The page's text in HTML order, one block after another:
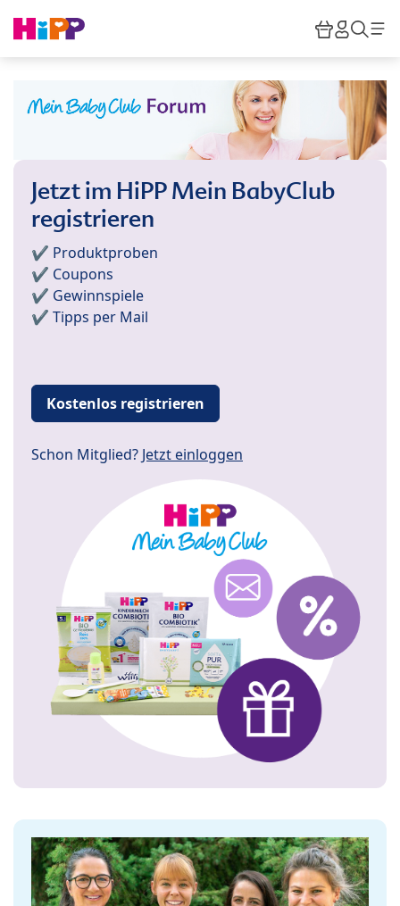
HiPP
Jetzt im HiPP Mein BabyClub
registrieren
✔️ Produktproben
✔️ Coupons
✔️ Gewinnspiele
✔️ Tipps per Mail
Kostenlos registrieren
Schon Mitglied? Jetzt einloggen